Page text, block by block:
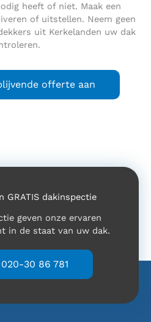
heeft of niet. Maak een
of uitstellen. Neem geen
uit Kerkelanden uw dak
offerte aan
GRATIS dakinspectie
geven onze ervaren
in de staat van uw dak.
30 86 781